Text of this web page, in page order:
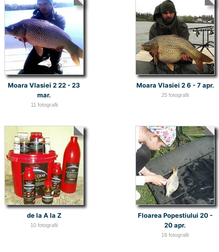
Moara Vlasiei 2 22 - 23
mar.
11 fotografii
Moara Vlasiei 2 6 - 7 apr.
25 fotografii
de la A la Z
10 fotografii
Floarea Popestiului 20 -
20 apr.
18 fotografii